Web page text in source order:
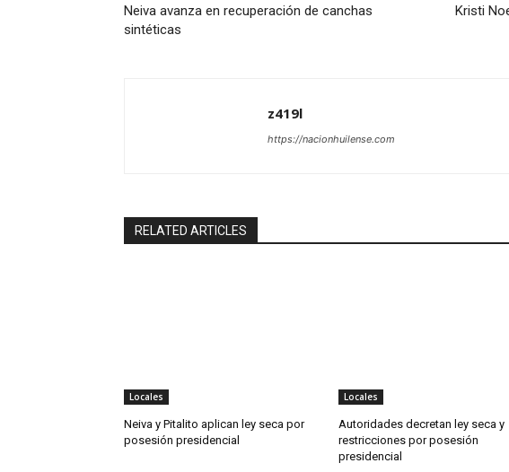
Neiva avanza en recuperación de canchas
sintéticas
Kristi
z419l
https://nacionhuilense.com
RELATED ARTICLES
Locales
Neiva y Pitalito aplican ley seca por
posesión presidencial
Locales
Autoridades decretan ley seca y
restricciones por posesión
presidencial